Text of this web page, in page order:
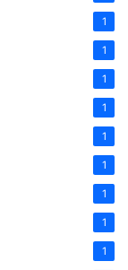
1
1
1
1
1
1
1
1
1